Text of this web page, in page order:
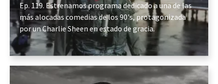
Ep. 119. Estrenamos programa dedicado a una de las
más alocadas comedias de los 90's, protagonizada
por un Charlie Sheen en estado de gracia.